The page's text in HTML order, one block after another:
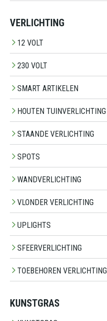
VERLICHTING
12 VOLT
230 VOLT
SMART ARTIKELEN
HOUTEN TUINVERLICHTING
STAANDE VERLICHTING
SPOTS
WANDVERLICHTING
VLONDER VERLICHTING
UPLIGHTS
SFEERVERLICHTING
TOEBEHOREN VERLICHTING
KUNSTGRAS